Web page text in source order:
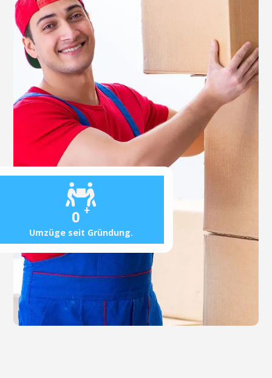
0 +
Umzüge seit Gründung.